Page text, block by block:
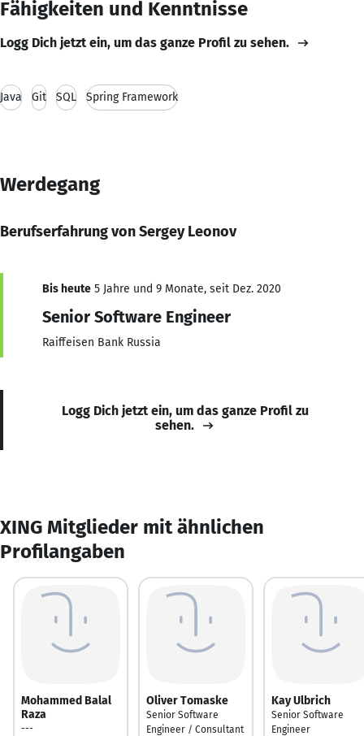
Fähigkeiten und Kenntnisse
Logg Dich jetzt ein, um das ganze Profil zu sehen.
Java Git SQL Spring Framework
Werdegang
Berufserfahrung von Sergey Leonov
Bis heute 5 Jahre und 9 Monate, seit Dez. 2020
Senior Software Engineer
Raiffeisen Bank Russia
Logg Dich jetzt ein, um das ganze Profil zu
sehen.
XING Mitglieder mit ähnlichen
Profilangaben
Mohammed Balal
Raza
---
Oliver Tomaske
Senior Software
Engineer / Consultant
Kay Ulbrich
Senior Software
Engineer